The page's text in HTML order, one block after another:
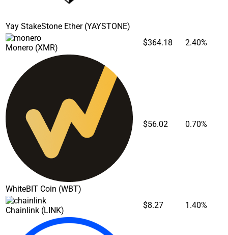
Yay StakeStone Ether (YAYSTONE)
Monero (XMR)
$364.18 2.40%
WhiteBIT Coin (WBT)
$56.02 0.70%
Chainlink (LINK)
$8.27 1.40%